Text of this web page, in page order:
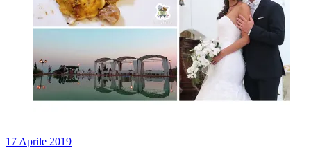
17 Aprile 2019